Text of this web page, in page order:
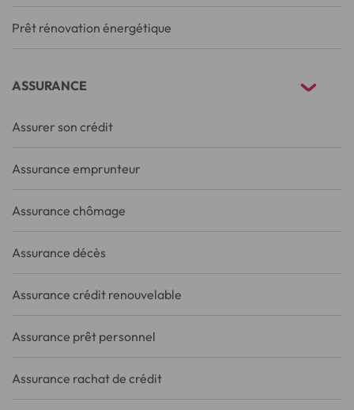
Prêt rénovation énergétique
ASSURANCE
Assurer son crédit
Assurance emprunteur
Assurance chômage
Assurance décès
Assurance crédit renouvelable
Assurance prêt personnel
Assurance rachat de crédit